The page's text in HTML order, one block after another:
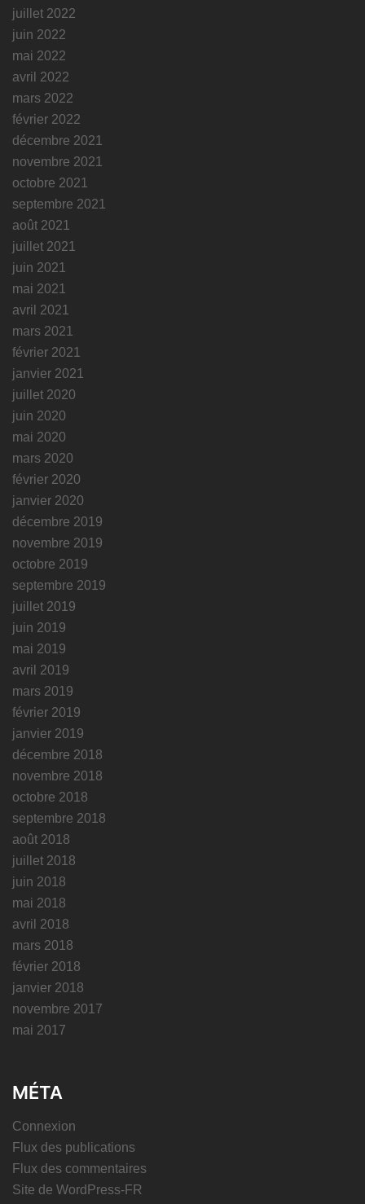
juillet 2022
juin 2022
mai 2022
avril 2022
mars 2022
février 2022
décembre 2021
novembre 2021
octobre 2021
septembre 2021
août 2021
juillet 2021
juin 2021
mai 2021
avril 2021
mars 2021
février 2021
janvier 2021
juillet 2020
juin 2020
mai 2020
mars 2020
février 2020
janvier 2020
décembre 2019
novembre 2019
octobre 2019
septembre 2019
juillet 2019
juin 2019
mai 2019
avril 2019
mars 2019
février 2019
janvier 2019
décembre 2018
novembre 2018
octobre 2018
septembre 2018
août 2018
juillet 2018
juin 2018
mai 2018
avril 2018
mars 2018
février 2018
janvier 2018
novembre 2017
mai 2017
MÉTA
Connexion
Flux des publications
Flux des commentaires
Site de WordPress-FR